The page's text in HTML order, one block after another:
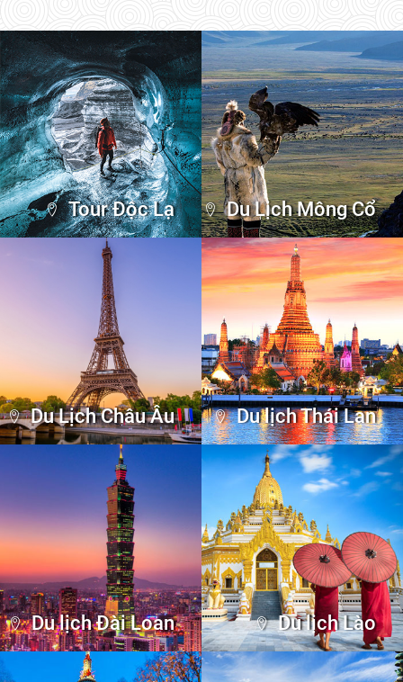
Tour Độc Lạ Du Lịch Mông Cổ
Du Lịch Châu Âu Du lịch Thái Lan
Du lịch Đài Loan Du lịch Lào